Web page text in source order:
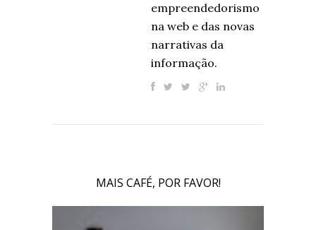
empreendedorismo
na web e das novas
narrativas da
informação.
MAIS CAFÉ, POR FAVOR!